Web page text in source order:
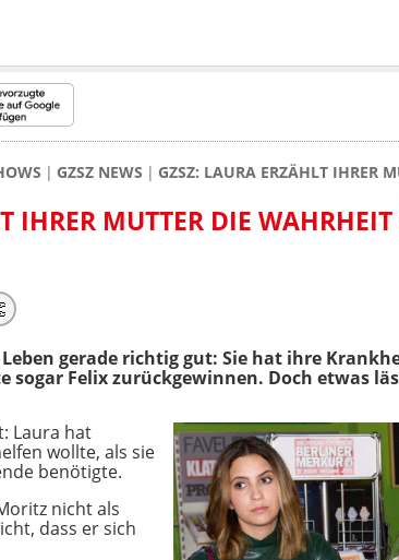
GZSZ NEWS GZSZ: LAURA ERZÄHLT IHRER
IHRER MUTTER DIE
gerade richtig gut: Sie hat ihre
sogar Felix zurückgewinnen. Doch etwas
Laura hat
wollte, als sie
benötigte.
nicht als
dass er sich